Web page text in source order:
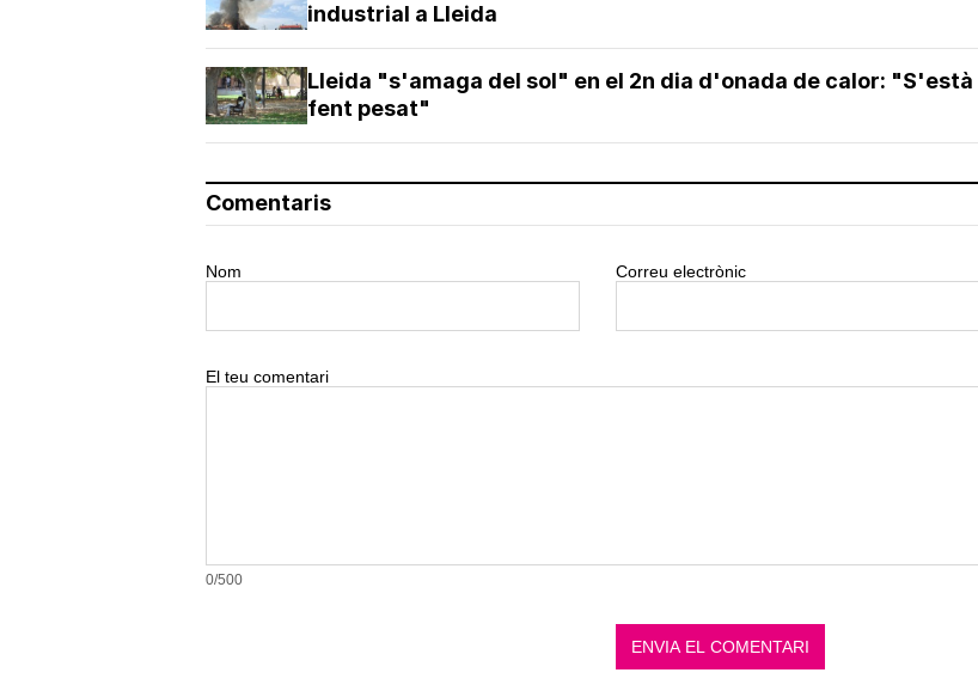
industrial a Lleida
Lleida "s'amaga del sol" en el 2n dia d'onada de calor: "S'està
fent pesat"
Comentaris
Nom Correu electrònic
El teu comentari
0/500